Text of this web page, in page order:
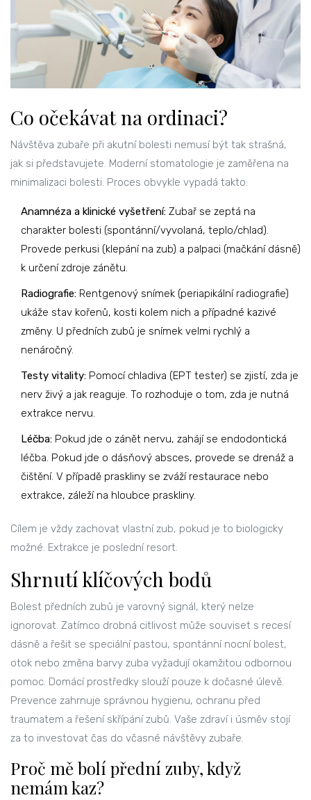
Co očekávat na ordinaci?
Návštěva zubaře při akutní bolesti nemusí být tak strašná,
jak si představujete. Moderní stomatologie je zaměřena na
minimalizaci bolesti. Proces obvykle vypadá takto:
Anamnéza a klinické vyšetření: Zubař se zeptá na
charakter bolesti (spontánní/vyvolaná, teplo/chlad).
Provede perkusi (klepání na zub) a palpaci (mačkání dásně)
k určení zdroje zánětu.
Radiografie: Rentgenový snímek (periapikální radiografie)
ukáže stav kořenů, kosti kolem nich a případné kazivé
změny. U předních zubů je snímek velmi rychlý a
nenáročný.
Testy vitality: Pomocí chladiva (EPT tester) se zjistí, zda je
nerv živý a jak reaguje. To rozhoduje o tom, zda je nutná
extrakce nervu.
Léčba: Pokud jde o zánět nervu, zahájí se endodontická
léčba. Pokud jde o dásňový absces, provede se drenáž a
čištění. V případě praskliny se zváží restaurace nebo
extrakce, záleží na hloubce praskliny.
Cílem je vždy zachovat vlastní zub, pokud je to biologicky
možné. Extrakce je poslední resort.
Shrnutí klíčových bodů
Bolest předních zubů je varovný signál, který nelze
ignorovat. Zatímco drobná citlivost může souviset s recesí
dásně a řešit se speciální pastou, spontánní nocní bolest,
otok nebo změna barvy zuba vyžadují okamžitou odbornou
pomoc. Domácí prostředky slouží pouze k dočasné úlevě.
Prevence zahrnuje správnou hygienu, ochranu před
traumatem a řešení skřípání zubů. Vaše zdraví i úsměv stojí
za to investovat čas do včasné návštěvy zubaře.
Proč mě bolí přední zuby, když
nemám kaz?